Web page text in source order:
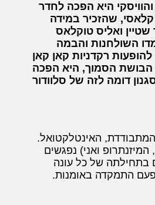
היא הפכה לחדר
שהזכיר במידה
ואליס טוקלאס
השולחנות והבמה
רקדניות קאן קאן
הבושת הסמוך, היא הפכה
דומה לזה של סלוודור
האינטלקטואל.
ואני) נפגשים
בתחילתה של כל עונה
התמקדה באומנות.